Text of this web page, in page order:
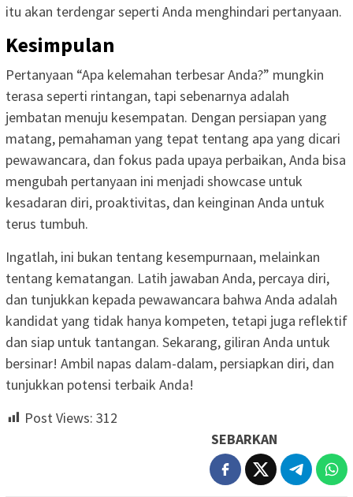
itu akan terdengar seperti Anda menghindari pertanyaan.
Kesimpulan
Pertanyaan “Apa kelemahan terbesar Anda?” mungkin
terasa seperti rintangan, tapi sebenarnya adalah
jembatan menuju kesempatan. Dengan persiapan yang
matang, pemahaman yang tepat tentang apa yang dicari
pewawancara, dan fokus pada upaya perbaikan, Anda bisa
mengubah pertanyaan ini menjadi showcase untuk
kesadaran diri, proaktivitas, dan keinginan Anda untuk
terus tumbuh.
Ingatlah, ini bukan tentang kesempurnaan, melainkan
tentang kematangan. Latih jawaban Anda, percaya diri,
dan tunjukkan kepada pewawancara bahwa Anda adalah
kandidat yang tidak hanya kompeten, tetapi juga reflektif
dan siap untuk tantangan. Sekarang, giliran Anda untuk
bersinar! Ambil napas dalam-dalam, persiapkan diri, dan
tunjukkan potensi terbaik Anda!
Post Views: 312
SEBARKAN